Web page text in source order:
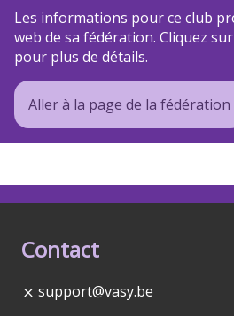
Les informations pour ce club
web de sa fédération. Cliquez
pour plus de détails.
Aller à la page de la fédération
Contact
support@vasy.be